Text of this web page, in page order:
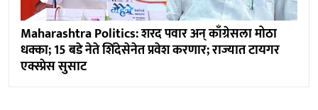
Maharashtra Politics: शरद पवार अन् काँग्रेसला मोठा
धक्का; 15 बडे नेते शिंदेसेनेत प्रवेश करणार; राज्यात टायगर
एक्स्प्रेस सुसाट